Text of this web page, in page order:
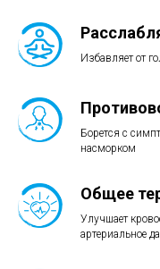
Избавляет от
Борется с
насморком
Общее
Улучшает
артериальное